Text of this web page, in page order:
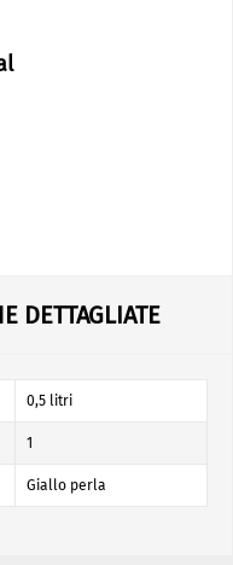
DETTAGLIATE
0,5 litri
1
Giallo perla